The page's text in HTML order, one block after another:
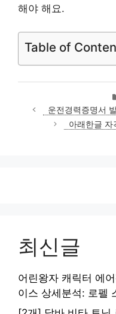
해야 해요.
Table of
운전경력증명서
아래한글 자
최신글
어린왕자 캐릭터 에
이스 상세분석: 로펠